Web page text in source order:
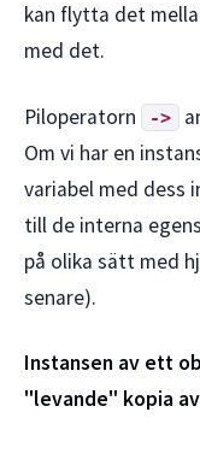
kan flytta det
med det.
Piloperatorn ->
Om vi har en
variabel med dess
till de interna
på olika sätt med
senare).
Instansen av ett
"levande" kopia